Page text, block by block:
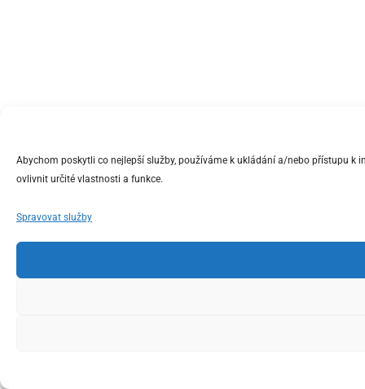
Abychom poskytli co nejlepší služby, používáme k ukládání a/nebo přístupu
ovlivnit určité vlastnosti a funkce.
Spravovat služby